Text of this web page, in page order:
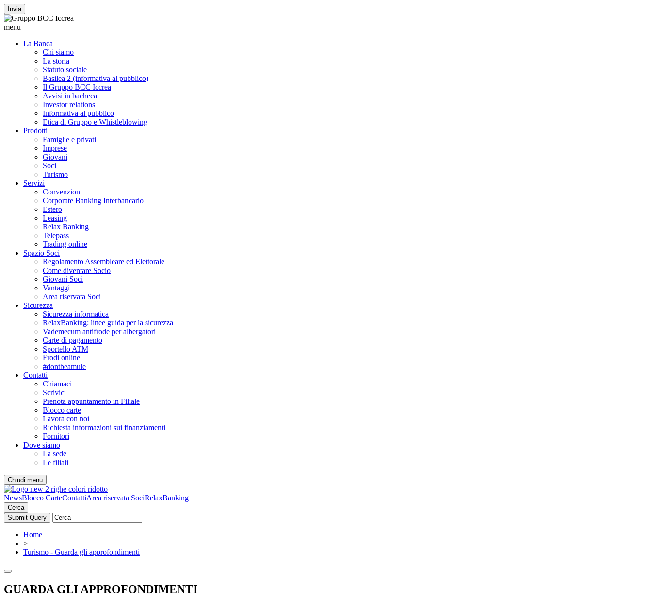
Invia
menu
La Banca
Chi siamo
La storia
Statuto sociale
Basilea 2 (informativa al pubblico)
Il Gruppo BCC Iccrea
Avvisi in bacheca
Investor relations
Informativa al pubblico
Etica di Gruppo e Whistleblowing
Prodotti
Famiglie e privati
Imprese
Giovani
Soci
Turismo
Servizi
Convenzioni
Corporate Banking Interbancario
Estero
Leasing
Relax Banking
Telepass
Trading online
Spazio Soci
Regolamento Assembleare ed Elettorale
Come diventare Socio
Giovani Soci
Vantaggi
Area riservata Soci
Sicurezza
Sicurezza informatica
RelaxBanking: linee guida per la sicurezza
Vademecum antifrode per albergatori
Carte di pagamento
Sportello ATM
Frodi online
#dontbeamule
Contatti
Chiamaci
Scrivici
Prenota appuntamento in Filiale
Blocco carte
Lavora con noi
Richiesta informazioni sui finanziamenti
Fornitori
Dove siamo
La sede
Le filiali
Chiudi menu
NewsBlocco CarteContattiArea riservata SociRelaxBanking
Cerca
Home
>
Turismo - Guarda gli approfondimenti
GUARDA GLI APPROFONDIMENTI